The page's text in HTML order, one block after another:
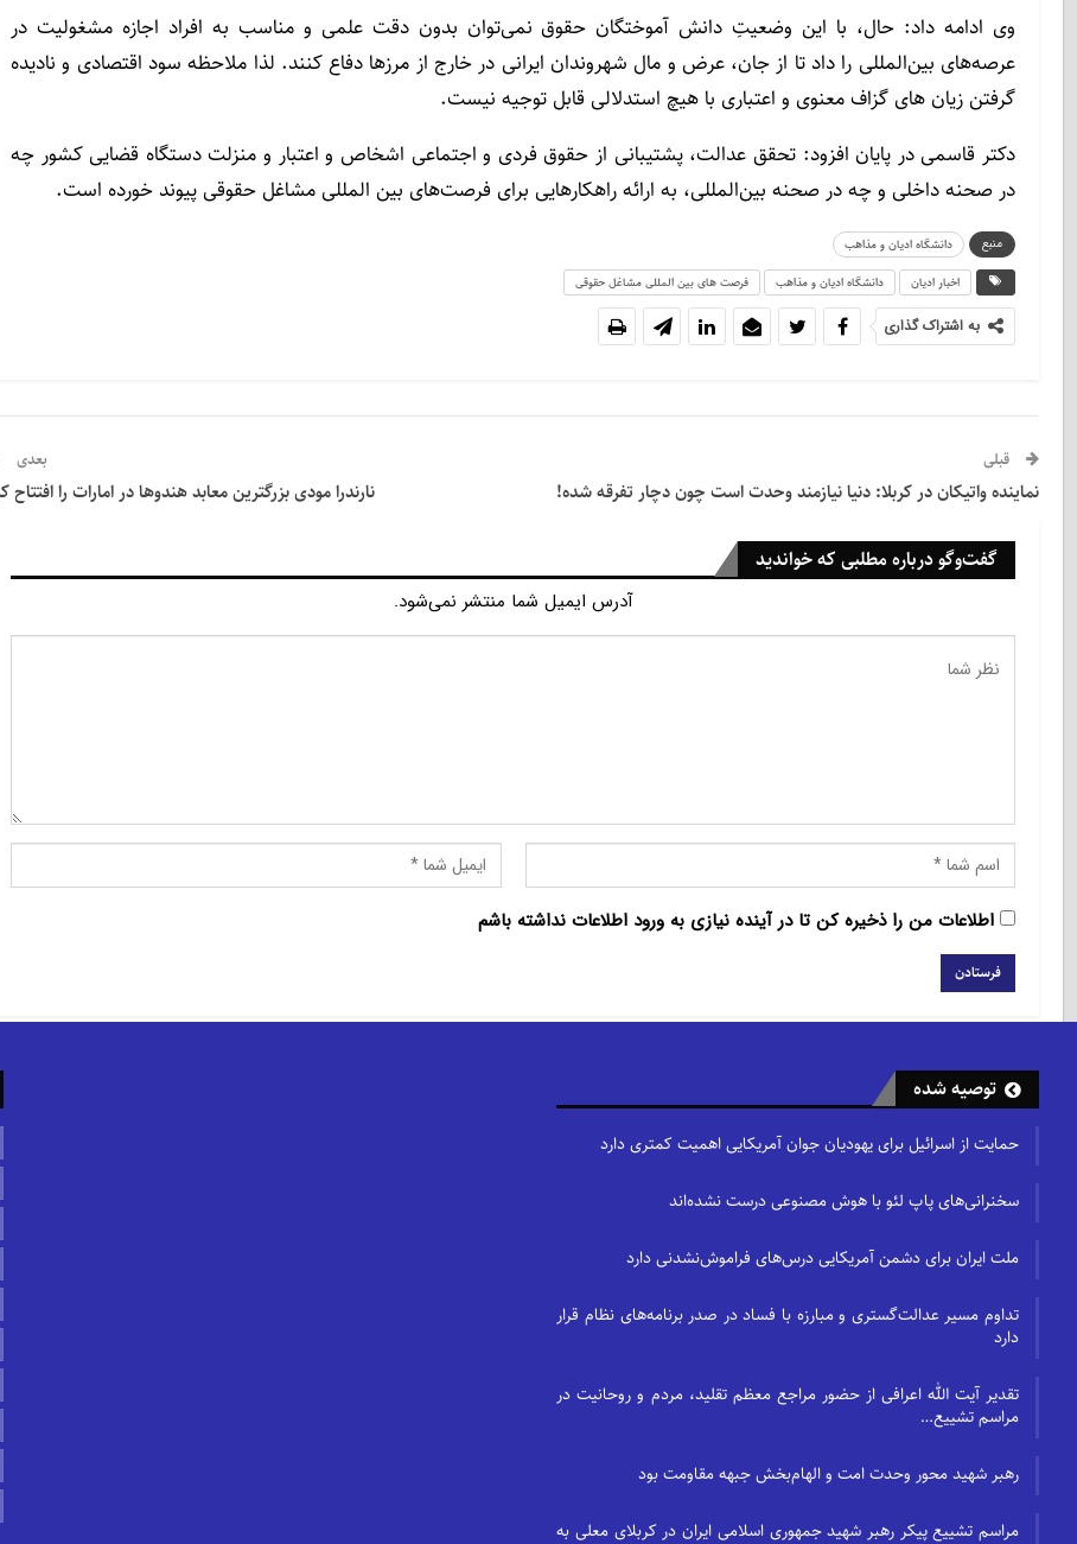
وی ادامه داد: حال، با این وضعیتِ دانش آموختگان حقوق نمی‌توان بدون دقت علمی و مناسب به افراد اجازه مشغولیت در
عرصه‌های بین‌المللی را داد تا از جان، عرض و مال شهروندان ایرانی در خارج از مرزها دفاع کنند. لذا ملاحظه سود اقتصادی و نادیده
گرفتن زیان های گزاف معنوی و اعتباری با هیچ استدلالی قابل توجیه نیست.
دکتر قاسمی در پایان افزود: تحقق عدالت، پشتیبانی از حقوق فردی و اجتماعی اشخاص و اعتبار و منزلت دستگاه قضایی کشور چه
در صحنه داخلی و چه در صحنه بین‌المللی، به ارائه راهکارهایی برای فرصت‌های بین المللی مشاغل حقوقی پیوند خورده است.
منبع
دانشگاه ادیان و مذاهب
اخبار ادیان
دانشگاه ادیان و مذاهب فرصت های بین المللی مشاغل حقوقی
به اشتراک گذاری
قبلی
نماینده واتیکان در کربلا: دنیا نیازمند وحدت است چون دچار تفرقه شده!
بعدی
نارندرا مودی بزرگترین معابد هندو‌ها در امارات را افتتاح
گفت‌وگو درباره مطلبی که خواندید
آدرس ایمیل شما منتشر نمی‌شود.
اطلاعات من را ذخیره کن تا در آینده نیازی به ورود اطلاعات نداشته باشم
توصیه شده
حمایت از اسرائیل برای یهودیان جوان آمریکایی اهمیت کمتری دارد
سخنرانی‌های پاپ لئو با هوش مصنوعی درست نشده‌اند
ملت ایران برای دشمن آمریکایی درس‌های فراموش‌نشدنی دارد
تداوم مسیر عدالت‌گستری و مبارزه با فساد در صدر برنامه‌های نظام قرار
دارد
تقدیر آیت الله اعرافی از حضور مراجع معظم تقلید، مردم و روحانیت در
مراسم تشییع…
رهبر شهید محور وحدت امت و الهام‌بخش جبهه مقاومت بود
مراسم تشییع پیکر رهبر شهید جمهوری اسلامی ایران در کربلای معلی به